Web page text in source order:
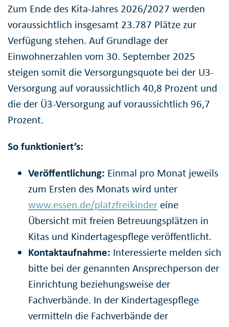
Zum Ende des Kita-Jahres 2026/2027 werden
voraussichtlich insgesamt 23.787 Plätze zur
Verfügung stehen. Auf Grundlage der
Einwohnerzahlen vom 30. September 2025
steigen somit die Versorgungsquote bei der U3-
Versorgung auf voraussichtlich 40,8 Prozent und
die der Ü3-Versorgung auf voraussichtlich 96,7
Prozent.
So funktioniert’s:
Veröffentlichung: Einmal pro Monat jeweils
zum Ersten des Monats wird unter
www.essen.de/platzfreikinder eine
Übersicht mit freien Betreuungsplätzen in
Kitas und Kindertagespflege veröffentlicht.
Kontaktaufnahme: Interessierte melden sich
bitte bei der genannten Ansprechperson der
Einrichtung beziehungsweise der
Fachverbände. In der Kindertagespflege
vermitteln die Fachverbände der